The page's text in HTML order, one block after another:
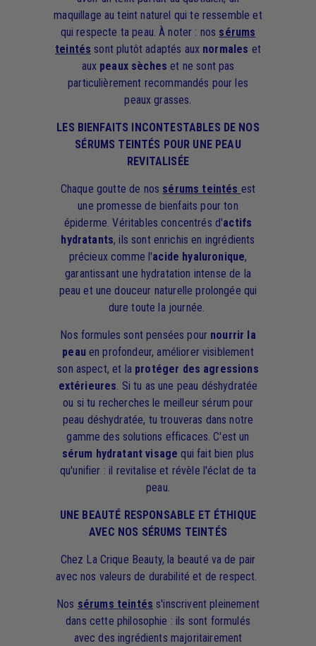
maquillage au teint naturel qui te ressemble et
qui respecte ta peau. À noter : nos sérums
teintés sont plutôt adaptés aux normales et
aux peaux sèches et ne sont pas
particulièrement recommandés pour les
peaux grasses.
LES BIENFAITS INCONTESTABLES DE NOS
SÉRUMS TEINTÉS POUR UNE PEAU
REVITALISÉE
Chaque goutte de nos sérums teintés est
une promesse de bienfaits pour ton
épiderme. Véritables concentrés d'actifs
hydratants, ils sont enrichis en ingrédients
précieux comme l'acide hyaluronique,
garantissant une hydratation intense de la
peau et une douceur naturelle prolongée qui
dure toute la journée.
Nos formules sont pensées pour nourrir la
peau en profondeur, améliorer visiblement
son aspect, et la protéger des agressions
extérieures. Si tu as une peau déshydratée
ou si tu recherches le meilleur sérum pour
peau déshydratée, tu trouveras dans notre
gamme des solutions efficaces. C'est un
sérum hydratant visage qui fait bien plus
qu'unifier : il revitalise et révèle l'éclat de ta
peau.
UNE BEAUTÉ RESPONSABLE ET ÉTHIQUE
AVEC NOS SÉRUMS TEINTÉS
Chez La Crique Beauty, la beauté va de pair
avec nos valeurs de durabilité et de respect.
Nos sérums teintés s'inscrivent pleinement
dans cette philosophie : ils sont formulés
avec des ingrédients majoritairement